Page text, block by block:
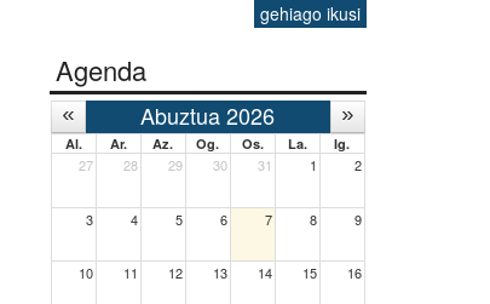
gehiago ikusi
Agenda
Abuztua 2026
Al. Ar. Az. Og. Os. La. Ig.
27 28 29 30 31 1 2
3 4 5 6 7 8 9
10 11 12 13 14 15 16